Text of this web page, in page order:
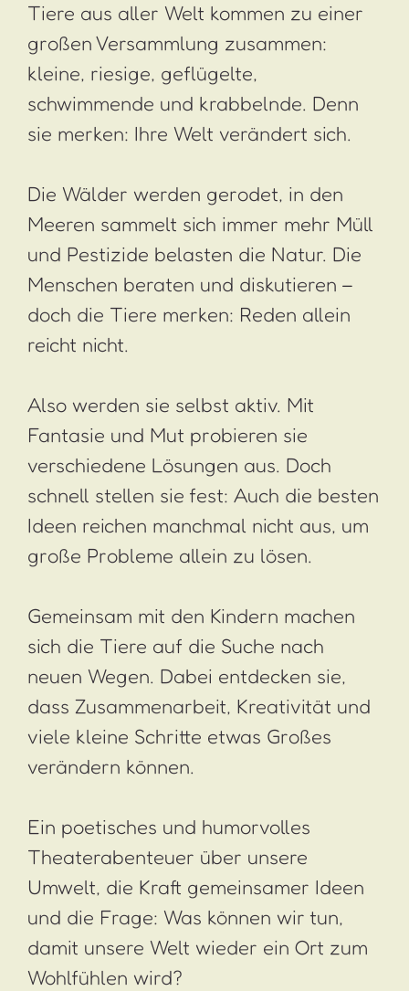
Tiere aus aller Welt kommen zu einer
großen Versammlung zusammen:
kleine, riesige, geflügelte,
schwimmende und krabbelnde. Denn
sie merken: Ihre Welt verändert sich.
Die Wälder werden gerodet, in den
Meeren sammelt sich immer mehr Müll
und Pestizide belasten die Natur. Die
Menschen beraten und diskutieren –
doch die Tiere merken: Reden allein
reicht nicht.
Also werden sie selbst aktiv. Mit
Fantasie und Mut probieren sie
verschiedene Lösungen aus. Doch
schnell stellen sie fest: Auch die besten
Ideen reichen manchmal nicht aus, um
große Probleme allein zu lösen.
Gemeinsam mit den Kindern machen
sich die Tiere auf die Suche nach
neuen Wegen. Dabei entdecken sie,
dass Zusammenarbeit, Kreativität und
viele kleine Schritte etwas Großes
verändern können.
Ein poetisches und humorvolles
Theaterabenteuer über unsere
Umwelt, die Kraft gemeinsamer Ideen
und die Frage: Was können wir tun,
damit unsere Welt wieder ein Ort zum
Wohlfühlen wird?